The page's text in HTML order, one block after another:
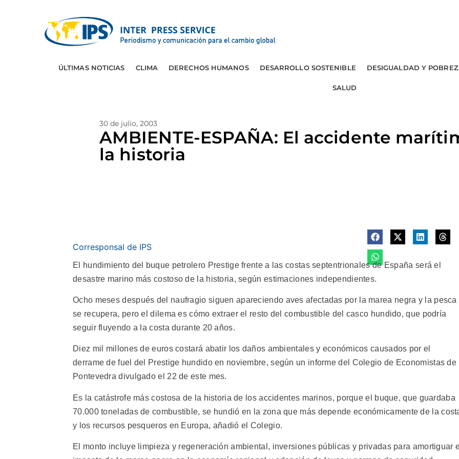
ÚLTIMAS NOTICIAS CLIMA DERECHOS HUMANOS DESARROLLO SOSTENIBLE DESIGUALDAD Y
SALUD
30 de julio, 2003
AMBIENTE-ESPAÑA: El accidente
la historia
Corresponsal de IPS
El hundimiento del buque petrolero Prestige frente a las costas septentrionales de España será el
desastre marino más costoso de la historia, según estimaciones independientes.
Ocho meses después del naufragio siguen apareciendo aves afectadas por la marea negra y la pesca
se recupera, pero el dilema es cómo extraer el resto del combustible del casco hundido, que podría
seguir fluyendo a la costa durante 20 años.
Diez mil millones de euros costará abatir los daños ambientales y económicos causados por el
derrame de fuel del Prestige hundido en noviembre, según un informe del Colegio de Economistas de
Pontevedra divulgado el 22 de este mes.
Es la catástrofe más costosa de la historia de los accidentes marinos, porque el buque, que guardaba
70.000 toneladas de combustible, se hundió en la zona que más depende económicamente de la
y los recursos pesqueros en Europa, añadió el Colegio.
El monto incluye limpieza y regeneración ambiental, inversiones públicas y privadas para amortiguar